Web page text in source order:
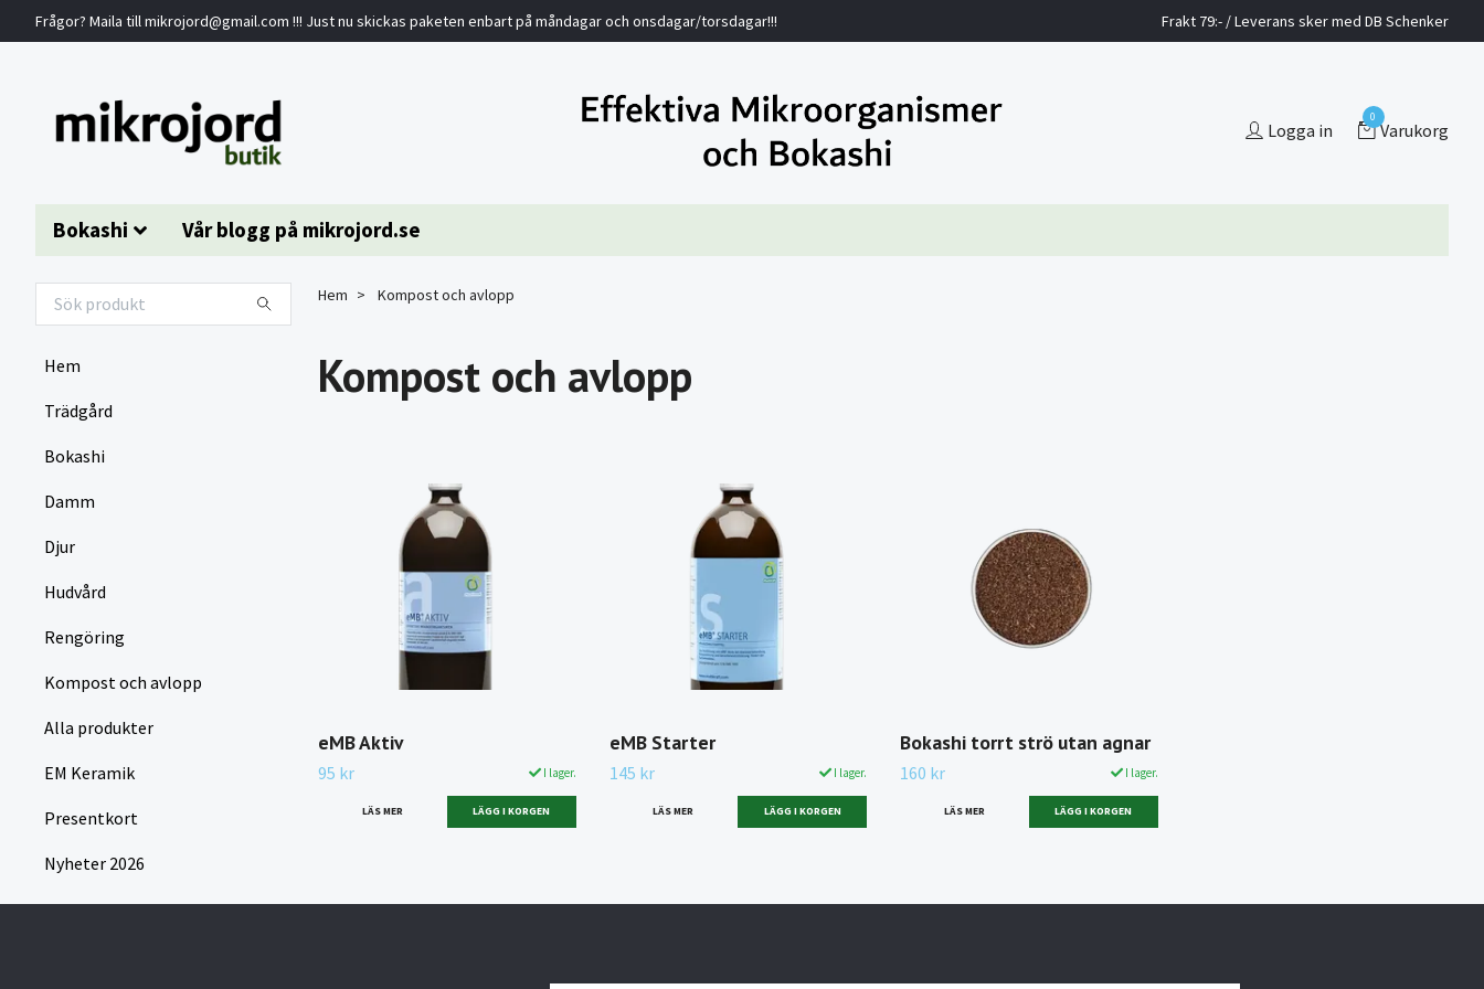
Frågor? Maila tillmikrojord@gmail.com !!! Just nu skickas paketen enbart på måndagar och onsdagar/torsdagar!!! Frakt 79:- / Leverans sker med DB Schenker
Logga in
0
Varukorg
Bokashi Vår blogg på mikrojord.se
Hem
Trädgård
Bokashi
Damm
Djur
Hudvård
Rengöring
Kompost och avlopp
Alla produkter
EM Keramik
Presentkort
Nyheter 2026
Hem Kompost och avlopp
Kompost och avlopp
eMB Aktiv
95 kr I lager.
LÄS MER LÄGG I KORGEN
eMB Starter
145 kr I lager.
LÄS MER LÄGG I KORGEN
Bokashi torrt strö utan agnar
160 kr I lager.
LÄS MER LÄGG I KORGEN